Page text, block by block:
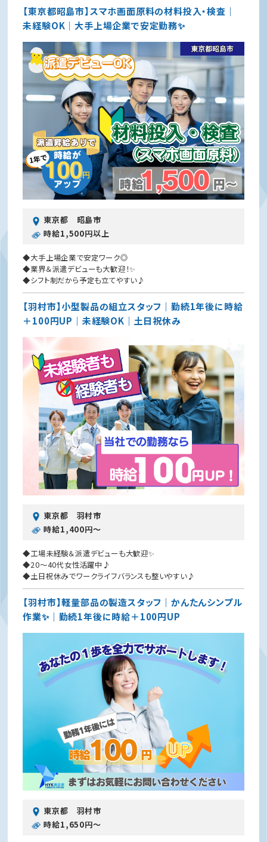
【東京都昭島市】スマホ画面原料の材料投入・検査｜
未経験OK｜大手上場企業で安定勤務✨
東京都 昭島市
時給1,500円以上
◆大手上場企業で安定ワーク◎
◆業界＆派遣デビューも大歓迎！✨
◆シフト制だから予定も立てやすい♪
【羽村市】小型製品の組立スタッフ｜勤続1年後に時給
＋100円UP｜未経験OK｜土日祝休み
東京都 羽村市
時給1,400円〜
◆工場未経験＆派遣デビューも大歓迎✨
◆20〜40代女性活躍中♪
◆土日祝休みでワークライフバランスも整いやすい♪
【羽村市】軽量部品の製造スタッフ｜かんたんシンプル
作業✨｜勤続1年後に時給＋100円UP
東京都 羽村市
時給1,650円〜